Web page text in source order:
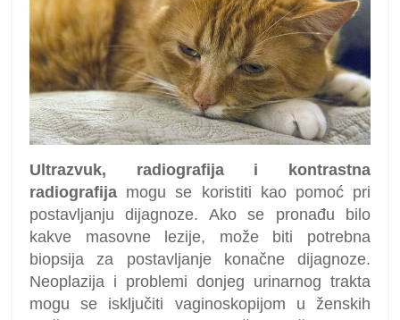
Ultrazvuk, radiografija i kontrastna
radiografija mogu se koristiti kao pomoć pri
postavljanju dijagnoze. Ako se pronađu bilo
kakve masovne lezije, može biti potrebna
biopsija za postavljanje konačne dijagnoze.
Neoplazija i problemi donjeg urinarnog trakta
mogu se isključiti vaginoskopijom u ženskih